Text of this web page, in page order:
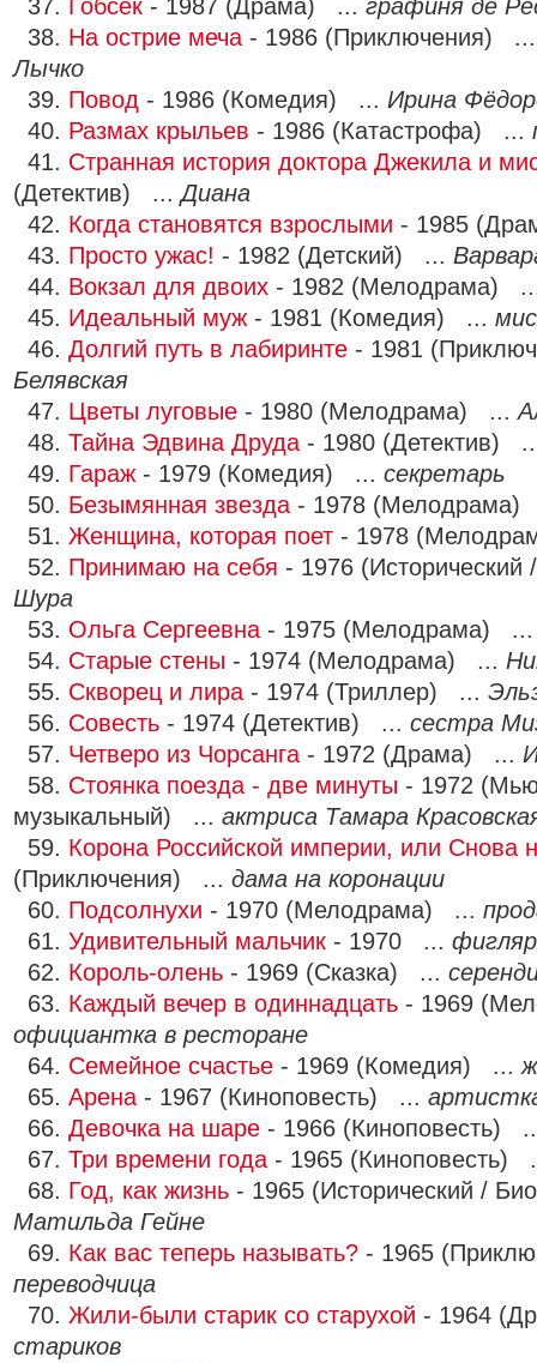
37. Гобсек - 1987 (Драма) ... графиня де
38. На острие меча - 1986 (Приключения)
Лычко
39. Повод - 1986 (Комедия) ... Ирина
40. Размах крыльев - 1986 (Катастрофа) ...
41. Странная история доктора Джекила и
(Детектив) ...Диана
42. Когда становятся взрослыми - 1985
43. Просто ужас! - 1982 (Детский) ...
44. Вокзал для двоих - 1982 (Мелодрама)
45. Идеальный муж - 1981 (Комедия) ...
46. Долгий путь в лабиринте - 1981
Белявская
47. Цветы луговые - 1980 (Мелодрама) ...
48. Тайна Эдвина Друда - 1980 (Детектив)
49. Гараж - 1979 (Комедия) ... секретарь
50. Безымянная звезда - 1978
51. Женщина, которая поет - 1978
52. Принимаю на себя - 1976
Шура
53. Ольга Сергеевна - 1975 (Мелодрама)
54. Старые стены - 1974 (Мелодрама) ...
55. Скворец и лира - 1974 (Триллер) ...
56. Совесть - 1974 (Детектив) ... сестра
57. Четверо из Чорсанга - 1972 (Драма) ...
58. Стоянка поезда - две минуты - 1972
музыкальный) ... актриса Тамара
59. Корона Российской империи, или Снова
(Приключения) ... дама на коронации
60. Подсолнухи - 1970 (Мелодрама) ...
61. Удивительный мальчик - 1970 ... фигляр
62. Король-олень - 1969 (Сказка) ...
63. Каждый вечер в одиннадцать - 1969
официантка в ресторане
64. Семейное счастье - 1969 (Комедия) ...
65. Арена - 1967 (Киноповесть) ...
66. Девочка на шаре - 1966 (Киноповесть)
67. Три времени года - 1965 (Киноповесть)
68. Год, как жизнь - 1965 (Исторический /
Матильда Гейне
69. Как вас теперь называть? - 1965
переводчица
70. Жили-были старик со старухой - 1964
стариков